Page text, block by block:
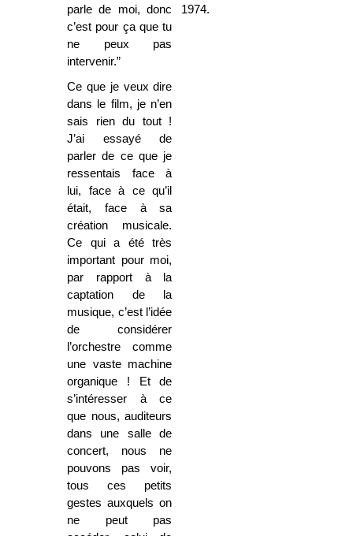
parle de moi, donc
c’est pour ça que tu
ne peux pas
intervenir.”
Ce que je veux dire
dans le film, je n’en
sais rien du tout !
J’ai essayé de
parler de ce que je
ressentais face à
lui, face à ce qu’il
était, face à sa
création musicale.
Ce qui a été très
important pour moi,
par rapport à la
captation de la
musique, c’est l’idée
de considérer
l’orchestre comme
une vaste machine
organique ! Et de
s’intéresser à ce
que nous, auditeurs
dans une salle de
concert, nous ne
pouvons pas voir,
tous ces petits
gestes auxquels on
ne peut pas
1974.